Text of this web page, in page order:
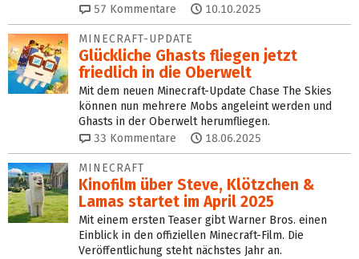
57 Kommentare 10.10.2025
MINECRAFT-UPDATE
Glückliche Ghasts fliegen jetzt
friedlich in die Oberwelt
Mit dem neuen Minecraft-Update Chase The Skies
können nun mehrere Mobs angeleint werden und
Ghasts in der Oberwelt herumfliegen.
33 Kommentare 18.06.2025
MINECRAFT
Kinofilm über Steve, Klötzchen &
Lamas startet im April 2025
Mit einem ersten Teaser gibt Warner Bros. einen
Einblick in den offiziellen Minecraft-Film. Die
Veröffentlichung steht nächstes Jahr an.